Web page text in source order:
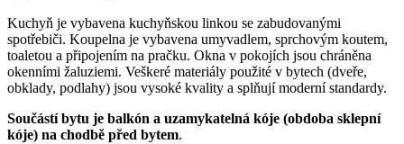
Kuchyň je vybavena kuchyňskou linkou se zabudovanými
spotřebiči. Koupelna je vybavena umyvadlem, sprchovým koutem,
toaletou a připojením na pračku. Okna v pokojích jsou chráněna
okenními žaluziemi. Veškeré materiály použité v bytech (dveře,
obklady, podlahy) jsou vysoké kvality a splňují moderní standardy.
Součástí bytu je balkón a uzamykatelná kóje (obdoba sklepní
kóje) na chodbě před bytem.